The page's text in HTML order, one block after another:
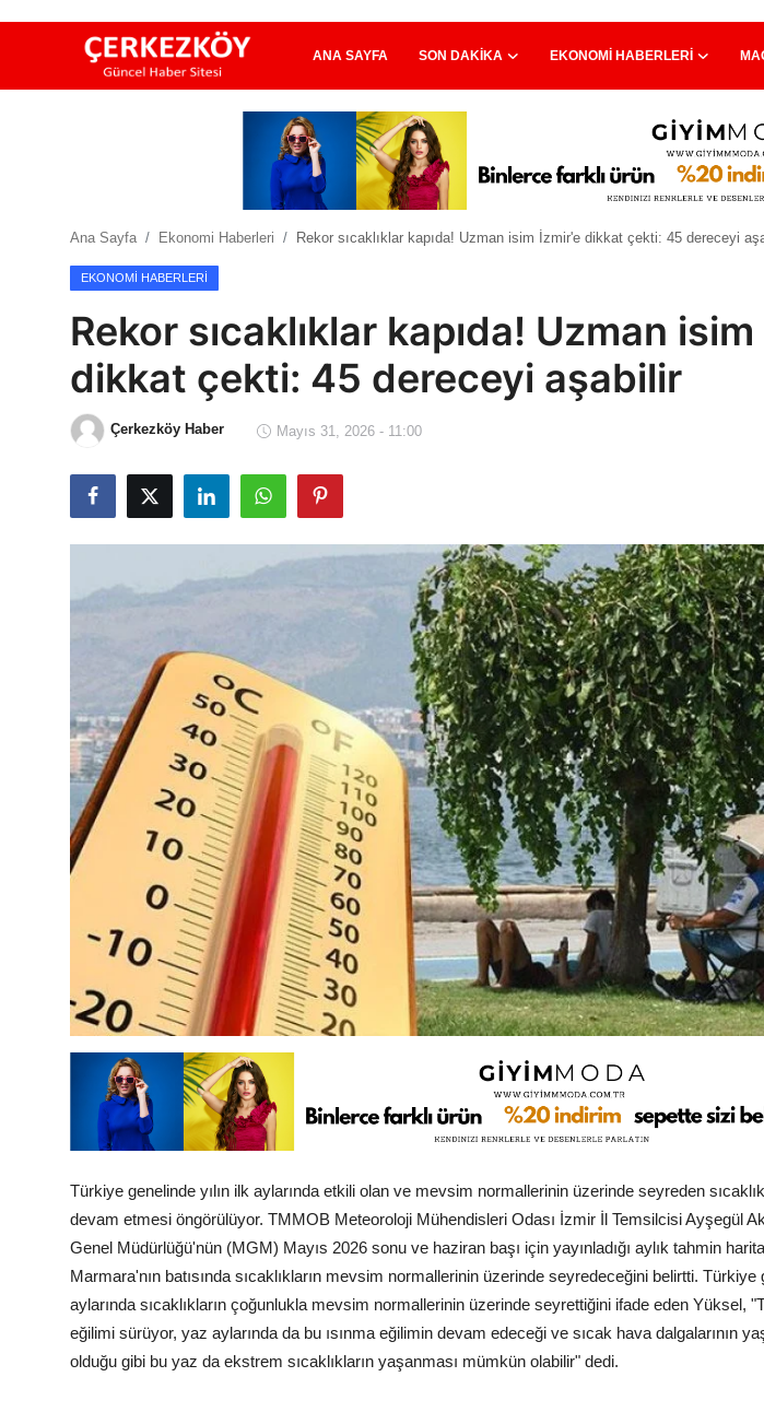
ANA SAYFA SON DAKIKA EKONOMI HABERLERI
Ekonomi Haberleri
Teknoloji Haberleri
Çerkezköy
Ana Sayfa Ekonomi Haberleri Rekor sıcaklıklar kapıda! Uzman isim İzmir'e dikkat çekti: 45 dereceyi
EKONOMI HABERLERI
Rekor sıcaklıklar kapıda! Uzman
dikkat çekti: 45 dereceyi aşabilir
Çerkezköy Haber Mayıs 31, 2026 - 11:00
Türkiye genelinde yılın ilk aylarında etkili olan ve mevsim normallerinin üzerinde seyreden
devam etmesi öngörülüyor. TMMOB Meteoroloji Mühendisleri Odası İzmir İl Temsilcisi Ayşegül
Genel Müdürlüğü'nün (MGM) Mayıs 2026 sonu ve haziran başı için yayınladığı aylık tahmin
Marmara'nın batısında sıcaklıkların mevsim normallerinin üzerinde seyredeceğini belirtti. Türkiye
aylarında sıcaklıkların çoğunlukla mevsim normallerinin üzerinde seyrettiğini ifade eden Yüksel,
eğilimi sürüyor, yaz aylarında da bu ısınma eğilimin devam edeceği ve sıcak hava dalgalarının
olduğu gibi bu yaz da ekstrem sıcaklıkların yaşanması mümkün olabilir" dedi.